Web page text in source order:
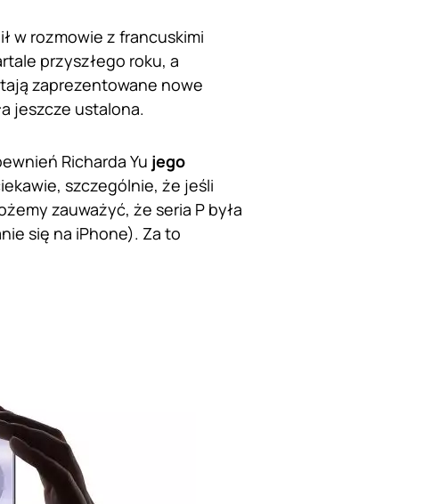
w rozmowie z francuskimi
przyszłego roku, a
zaprezentowane nowe
jeszcze ustalona.
Richarda Yu jego
szczególnie, że jeśli
zauważyć, że seria P była
się na iPhone). Za to